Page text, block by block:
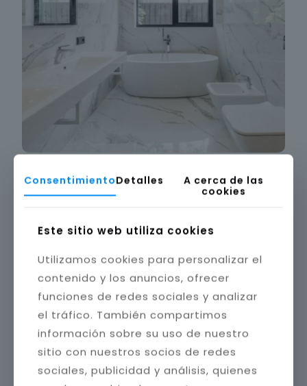
ConsentimientoDetalles
A cerca de las
cookies
Este sitio web utiliza cookies
Utilizamos cookies para personalizar el
contenido y los anuncios, ofrecer
funciones de redes sociales y analizar
el tráfico. También compartimos
información sobre su uso de nuestro
sitio con nuestros socios de redes
sociales, publicidad y análisis, quienes